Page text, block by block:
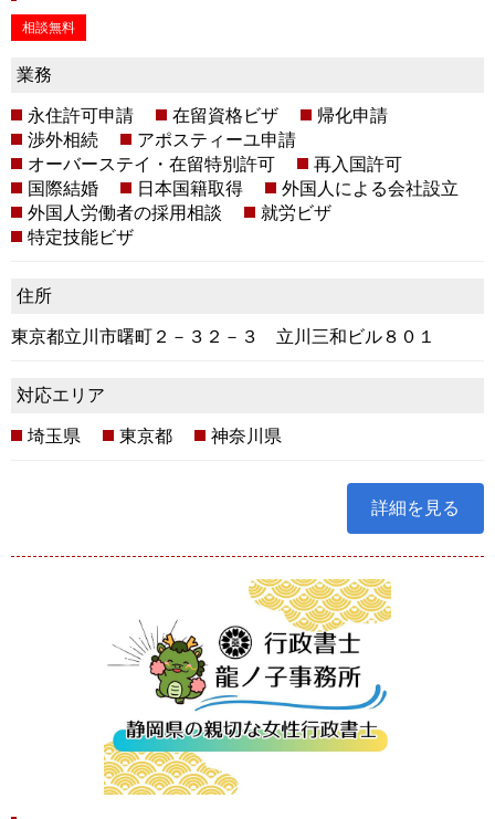
相談無料
業務
永住許可申請 在留資格ビザ
帰化申請
渉外相続
アポスティーユ申請
オーバーステイ・在留特別許可
再入国許可
国際結婚
日本国籍取得
外国人による会社設立
外国人労働者の採用相談
就労ビザ
特定技能ビザ
住所
東京都立川市曙町２－３２－３ 立川三和ビル８０１
対応エリア
埼玉県 東京都 神奈川県
詳細を見る